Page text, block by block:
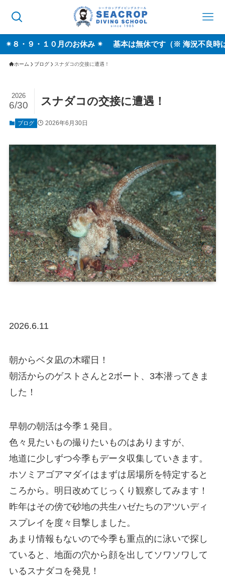
１０月のお休み ✴︎ 基本は無休です（※ 海況不良時は休業す
ホーム ブログ スナダコの交接に遭遇！
スナダコの交接に遭遇！
2026
6/30
ブログ 2026年6月30日
2026.6.11
朝からベタ凪の木曜日！
朝活からのゲストさんと2ボート、3本潜ってきま
した！
早朝の朝活は今季１発目。
色々見たいもの撮りたいものはありますが、
地道に少しずつ今季もデータ収集していきます。
ホソミアゴアマダイはまずは居場所を特定すると
ころから。明日改めてじっくり観察してみます！
昨年はその傍で砂地の共生ハゼたちのアツいディ
スプレイを度々目撃しました。
あまり情報もないので今季も重点的に泳いで探し
ていると、地面の穴から顔を出してソワソワして
いるスナダコを発見！